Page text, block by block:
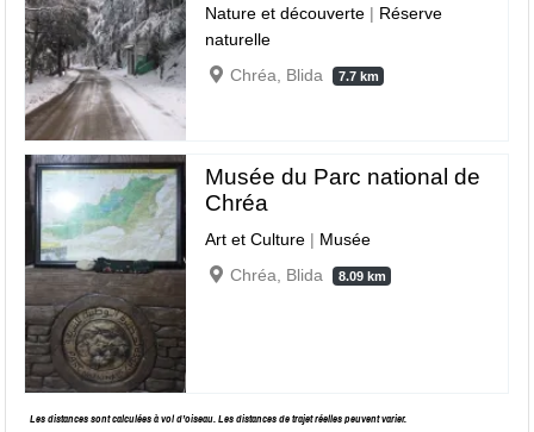
Nature et découverte | Réserve
naturelle
Chréa, Blida
7.7 km
Musée du Parc national de
Chréa
Art et Culture | Musée
Chréa, Blida
8.09 km
Les distances sont calculées à vol d’oiseau. Les distances de trajet réelles peuvent varier.